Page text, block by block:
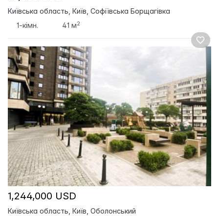
Київська область, Київ, Софіївська Борщагівка
1-кімн.
41 м2
1,244,000 USD
Київська область, Київ, Оболонський